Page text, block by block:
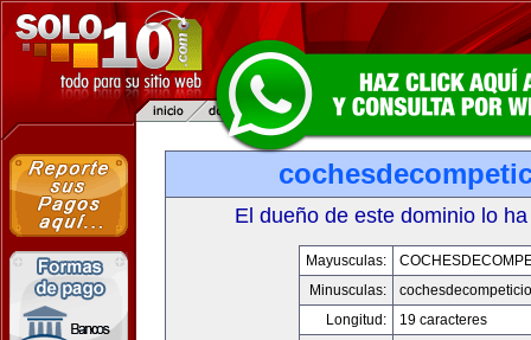
El dueño de este dominio lo
Mayusculas:
Minusculas:
Longitud:
19 caracteres